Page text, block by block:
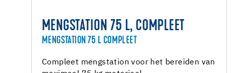
MENGSTATION 75 L, COMPLEET
MENGSTATION 75 L COMPLEET
Compleet mengstation voor het bereiden van